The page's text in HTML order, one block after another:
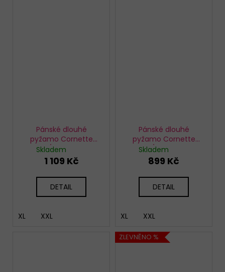
Pánské dlouhé
pyžamo Cornette
124/310 Ready
Skladem
1 109 Kč
DETAIL
XL XXL
Pánské dlouhé
pyžamo Cornette
138/55 Modré
Skladem
899 Kč
DETAIL
XL XXL
ZLEVNĚNO %